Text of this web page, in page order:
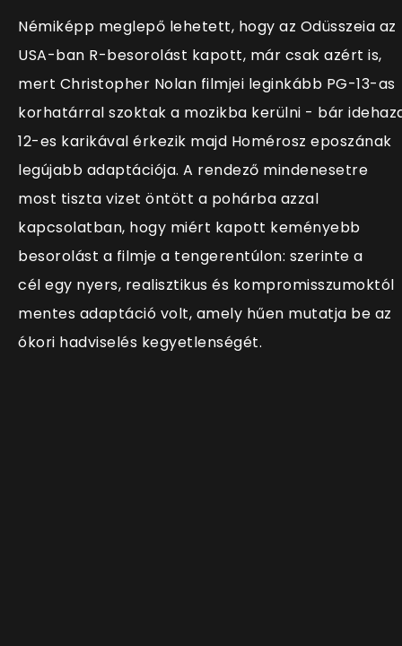
Némiképp meglepő lehetett, hogy az Odüsszeia az
USA-ban R-besorolást kapott, már csak azért is,
mert Christopher Nolan filmjei leginkább PG-13-as
korhatárral szoktak a mozikba kerülni - bár
12-es karikával érkezik majd Homérosz eposzának
legújabb adaptációja. A rendező mindenesetre
most tiszta vizet öntött a pohárba azzal
kapcsolatban, hogy miért kapott keményebb
besorolást a filmje a tengerentúlon: szerinte a
cél egy nyers, realisztikus és kompromisszumoktól
mentes adaptáció volt, amely hűen mutatja be az
ókori hadviselés kegyetlenségét.